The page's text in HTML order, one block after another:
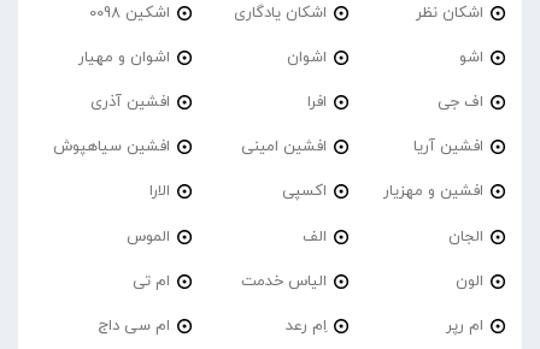
اشکان نظر اشکان یادگاری اشکین 0098
اشو اشوان اشوان و مهیار
اف جی افرا افشین آذری
افشین آریا افشین امینی افشین سیاهپوش
افشین و مهزیار اکسپی الارا
الجان الف الموس
الون الیاس خدمت ام تی
ام رپر اِم رعد ام سی داج